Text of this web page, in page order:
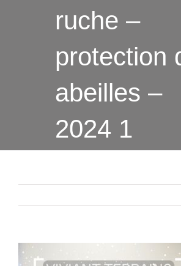
ruche –
protection
abeilles –
2024 1